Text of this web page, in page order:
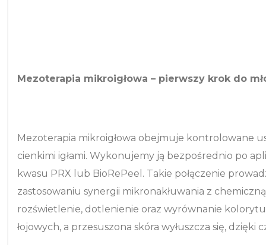
Mezoterapia mikroigłowa – pierwszy krok do
Mezoterapia mikroigłowa obejmuje kontrolowane
cienkimi igłami. Wykonujemy ją bezpośrednio po
kwasu PRX lub BioRePeel. Takie połączenie
zastosowaniu synergii mikronakłuwania z
rozświetlenie, dotlenienie oraz wyrównanie
łojowych, a przesuszona skóra wyłuszcza się, dzięki